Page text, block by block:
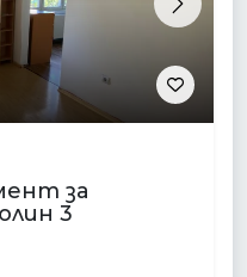
Next
за
3